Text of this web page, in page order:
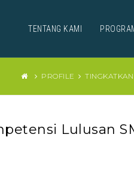
TENTANG KAMI
PROFILE
Lulusan